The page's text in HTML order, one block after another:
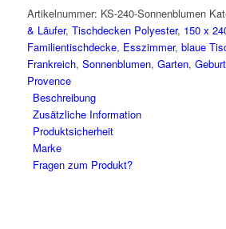
cm
SONNENBLUMEN
für
Haus
&
Garten
Menge
Artikelnummer: KS-240-Sonnenblumen
& Läufer, Tischdecken Polyester, 150 x
Familientischdecke, Esszimmer, blaue
Frankreich, Sonnenblumen, Garten,
Provence
Beschreibung
Zusätzliche Information
Produktsicherheit
Marke
Fragen zum Produkt?